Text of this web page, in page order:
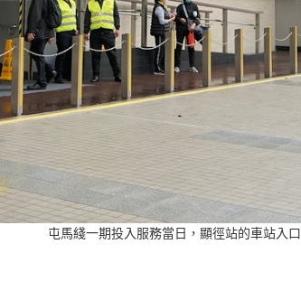
屯馬綫一期投入服務當日，顯徑站的車站入口